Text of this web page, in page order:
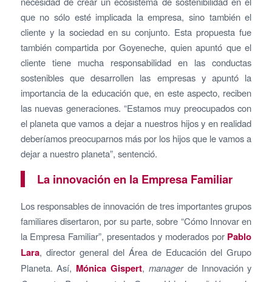
que no sólo esté implicada la empresa, sino también el
cliente y la sociedad en su conjunto. Esta propuesta fue
también compartida por Goyeneche, quien apuntó que el
cliente tiene mucha responsabilidad en las conductas
sostenibles que desarrollen las empresas y apuntó la
importancia de la educación que, en este aspecto, reciben
las nuevas generaciones. “Estamos muy preocupados con
el planeta que vamos a dejar a nuestros hijos y en realidad
deberíamos preocuparnos más por los hijos que le vamos a
dejar a nuestro planeta”, sentenció.
La innovación en la Empresa Familiar
Los responsables de innovación de tres importantes grupos
familiares disertaron, por su parte, sobre “Cómo Innovar en
la Empresa Familiar”, presentados y moderados por Pablo
Lara, director general del Área de Educación del Grupo
Planeta. Así, Mónica Gispert, managerde Innovación y